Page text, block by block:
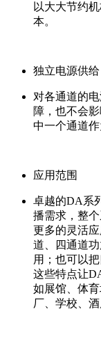
以大大节约
本。
独立电源供给
对各通道的
障，也不会
中一个通道作
应用范围
卓越的DA系
播需求，整
更多的灵活
道、四通道
用；也可以
这些特点让
如展馆、体
厂、学校、酒